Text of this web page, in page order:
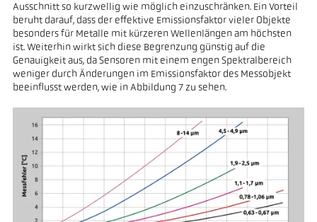
Ausschnitt so kurzwellig wie möglich einzuschränken. Ein Vorteil
beruht darauf, dass der effektive Emissionsfaktor vieler Objekte
besonders für Metalle mit kürzeren Wellenlängen am höchsten
ist. Weiterhin wirkt sich diese Begrenzung günstig auf die
Genauigkeit aus, da Sensoren mit einem engen Spektralbereich
weniger durch Änderungen im Emissionsfaktor des Messobjekt
beeinflusst werden, wie in Abbildung 7 zu sehen.